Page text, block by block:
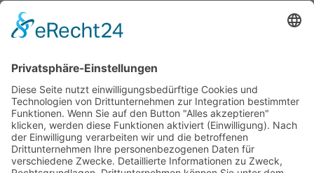
Zum Beitrag